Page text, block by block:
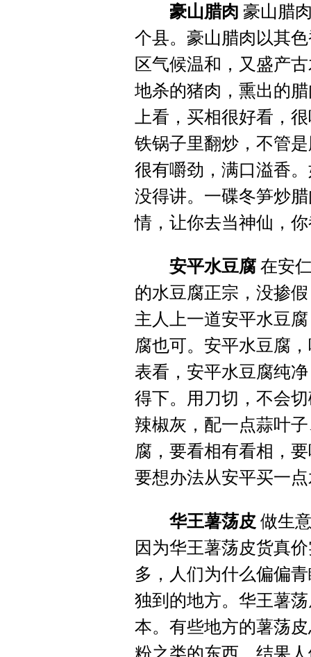
豪山腊肉 豪山腊
个县。豪山腊肉以其
区气候温和，又盛产
地杀的猪肉，熏出的
上看，买相很好看，
铁锅子里翻炒，不管
很有嚼劲，满口溢香
没得讲。一碟冬笋炒
情，让你去当神仙，
安平水豆腐在安
的水豆腐正宗，没掺
主人上一道安平水豆
腐也可。安平水豆腐
表看，安平水豆腐纯
得下。用刀切，不会
辣椒灰，配一点蒜叶
腐，要看相有看相，
要想办法从安平买一
华王薯荡皮 做生
因为华王薯荡皮货真
多，人们为什么偏偏
独到的地方。华王薯
本。有些地方的薯荡
粉之类的东西，结果